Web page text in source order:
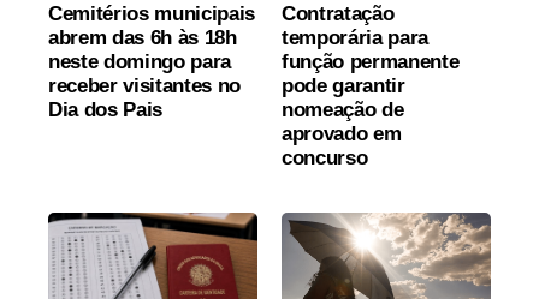
Cemitérios municipais
abrem das 6h às 18h
neste domingo para
receber visitantes no
Dia dos Pais
Contratação
temporária para
função permanente
pode garantir
nomeação de
aprovado em
concurso